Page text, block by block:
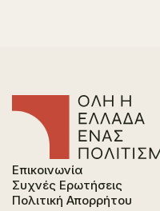
Επικοινωνία
Συχνές Ερωτήσεις
Πολιτική Απορρήτου